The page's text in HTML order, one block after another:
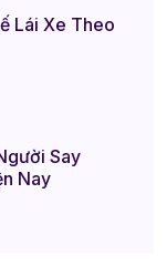
Lái Xe Theo
Say
Nay